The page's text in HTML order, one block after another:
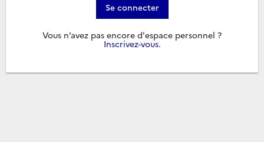
Se connecter
Vous n’avez pas encore d'espace personnel ?
Inscrivez-vous.